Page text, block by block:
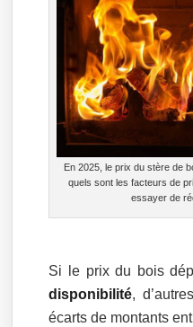
En 2025, le prix du stère de
quels sont les facteurs de
essayer de
Si le prix du bois
disponibilité,
écarts de montants